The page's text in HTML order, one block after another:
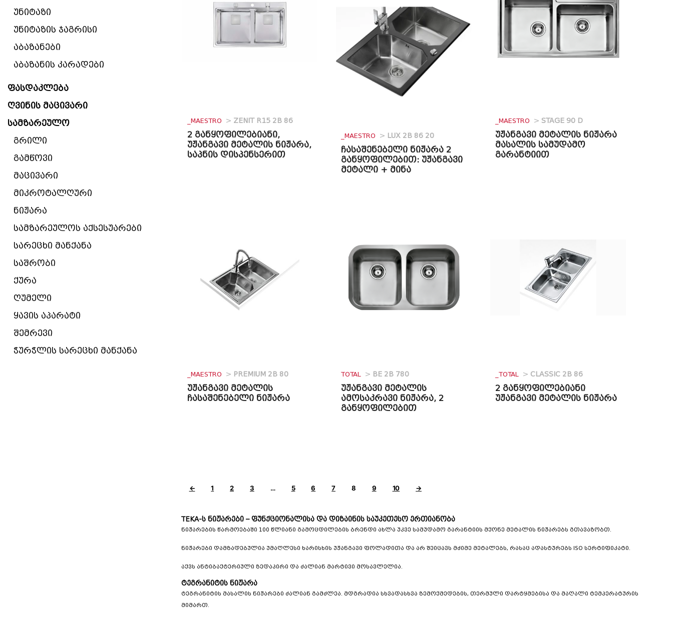
უნიტაზი
უნიტაზის ჯაგრისი
აბაზანები
აბაზანის კარადები
ფასდაკლება
ღვინის მაცივარი
სამზარეულო
გრილი
გამწოვი
მაცივარი
მიკროტალღური
ნიჟარა
სამზარეულოს აქსესუარები
სარეცხი მანქანა
საშრობი
ქურა
ღუმელი
ყავის აპარატი
შემრევი
ჭურჭლის სარეცხი მანქანა
_MAESTRO > ZENIT R15 2B 86
2 განყოფილებიანი,
უჟანგავი მეტალის ნიჟარა,
საპნის დისპენსერით
_MAESTRO > LUX 2B 86 20
ჩასაშენებელი ნიჟარა 2
განყოფილებით: უჟანგავი
მეტალი + მინა
_MAESTRO > STAGE 90 D
უჟანგავი მეტალის ნიჟარა
მასალის სამუდამო
გარანტიით
_MAESTRO > PREMIUM 2B 80
უჟანგავი მეტალის
ჩასაშენებელი ნიჟარა
TOTAL > BE 2B 780
უჟანგავი მეტალის
ამოსაკრავი ნიჟარა, 2
განყოფილებით
_TOTAL > CLASSIC 2B 86
2 განყოფილებიანი
უჟანგავი მეტალის ნიჟარა
← 1 2 3 … 5 6 7 8 9 10 →
TEKA-ს ნიჟარები – ფუნქციონალისა და დიზაინის საუკეთესო ერთიანობა
ნიჟარების წარმოებაში 100 წლიანი გამოცდილების ბრენდი ახლა უკვე სამუდამო გარანტიის მქონე მეტალის ნიჟარებს გთავაზობთ.
ნიჟარები დამზადებულია უმაღლესი ხარისხის უჟანგავი ფოლადითა და არ შეიცავს მძიმე მეტალებს, რასაც ადასტურებს ISO სერტიფიკატი.
აქვს ანტიბაქტერიული ზედაპირი და ძალიან მარტივი მოსავლელია.
ტეგრანიტის ნიჟარა
ტეგრანიტის მასალის ნიჟარები ძალიან გამძლეა. მდგრადია სხვადასხვა ზემოქმედების, თერმული დარტყმებისა და მაღალი ტემპერატურის
მიმართ.